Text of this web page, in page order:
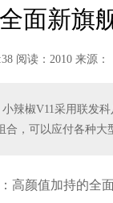
全面新旗
阅读：2010 来源：
辣椒V11采用联发科
合，可以应付各种大